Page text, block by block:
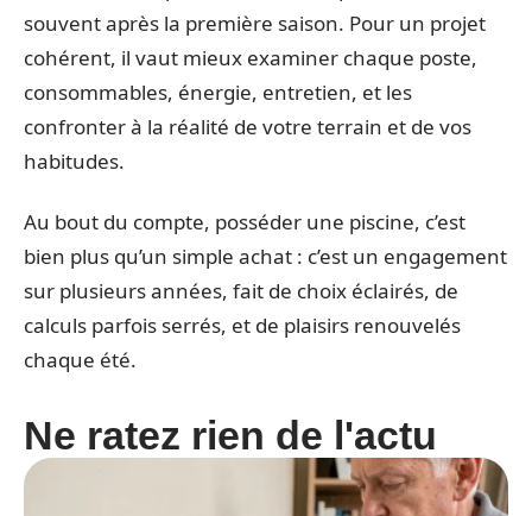
souvent après la première saison. Pour un projet
cohérent, il vaut mieux examiner chaque poste,
consommables, énergie, entretien, et les
confronter à la réalité de votre terrain et de vos
habitudes.
Au bout du compte, posséder une piscine, c’est
bien plus qu’un simple achat : c’est un engagement
sur plusieurs années, fait de choix éclairés, de
calculs parfois serrés, et de plaisirs renouvelés
chaque été.
Ne ratez rien de l'actu